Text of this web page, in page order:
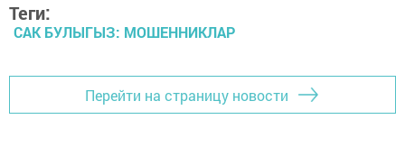
Теги:
САК БУЛЫГЫЗ: МОШЕННИКЛАР
Перейти на страницу новости